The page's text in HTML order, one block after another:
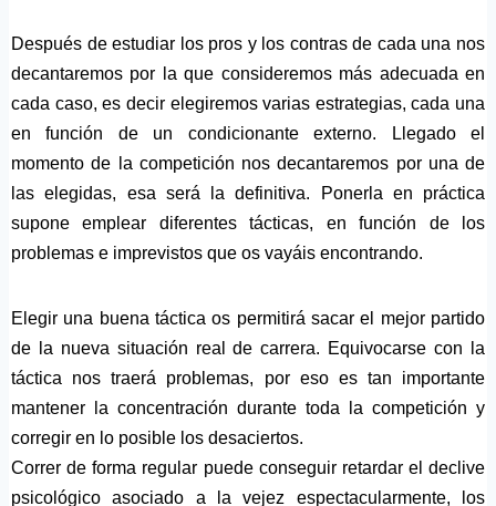
Después de estudiar los pros y los contras de cada una nos
decantaremos por la que consideremos más adecuada en
cada caso, es decir elegiremos varias estrategias, cada una
en función de un condicionante externo. Llegado el
momento de la competición nos decantaremos por una de
las elegidas, esa será la definitiva. Ponerla en práctica
supone emplear diferentes tácticas, en función de los
problemas e imprevistos que os vayáis encontrando.
Elegir una buena táctica os permitirá sacar el mejor partido
de la nueva situación real de carrera. Equivocarse con la
táctica nos traerá problemas, por eso es tan importante
mantener la concentración durante toda la competición y
corregir en lo posible los desaciertos.
Correr de forma regular puede conseguir retardar el declive
psicológico asociado a la vejez espectacularmente, los